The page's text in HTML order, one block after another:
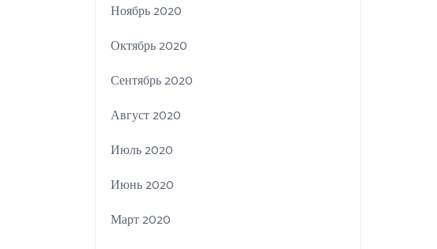
Ноябрь 2020
Октябрь 2020
Сентябрь 2020
Август 2020
Июль 2020
Июнь 2020
Март 2020